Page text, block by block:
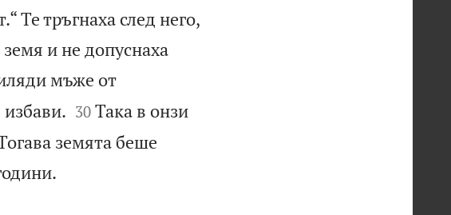
Те тръгнаха след него,
и не допуснаха
мъже от

30 Така в онзи
земята беше
